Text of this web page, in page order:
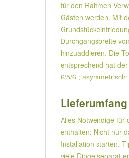
für den Rahmen
Gästen werden. Mit
Durchgangsbreite
hinzuaddieren. Die
entsprechend hat
6/5/6 ;
Alles Notwendige für
enthalten: Nicht nur
Installation starten.
viele Dinge separat